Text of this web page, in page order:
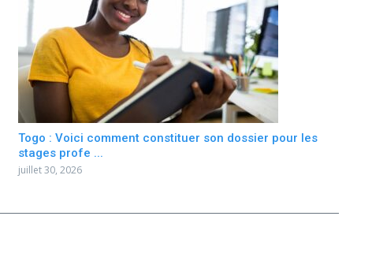
Togo : Voici comment constituer son dossier pour les
stages profe ...
juillet 30, 2026